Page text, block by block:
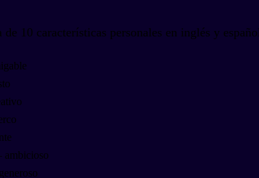
de 10 características personales en inglés y